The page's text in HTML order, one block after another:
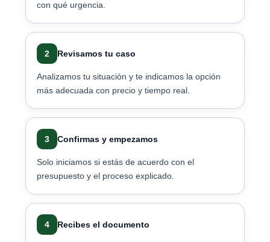
con qué urgencia.
2 Revisamos tu caso
Analizamos tu situación y te indicamos la opción
más adecuada con precio y tiempo real.
3 Confirmas y empezamos
Solo iniciamos si estás de acuerdo con el
presupuesto y el proceso explicado.
4 Recibes el documento